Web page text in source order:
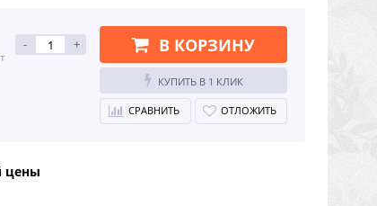
- + В КОРЗИНУ
КУПИТЬ В 1 КЛИК
СРАВНИТЬ ОТЛОЖИТЬ
цены